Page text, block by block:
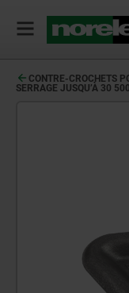
CONTRE-CROCHETS
SERRAGE JUSQU’À 30